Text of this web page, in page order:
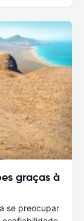
graças à
se preocupar